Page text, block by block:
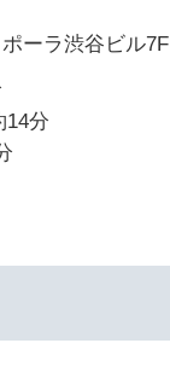
ーラ渋谷ビル7F
14分